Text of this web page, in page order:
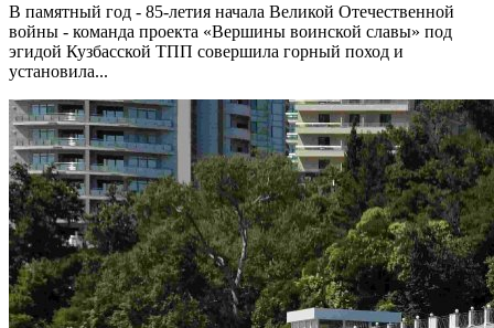
В памятный год - 85-летия начала Великой Отечественной
войны - команда проекта «Вершины воинской славы» под
эгидой Кузбасской ТПП совершила горный поход и
установила...